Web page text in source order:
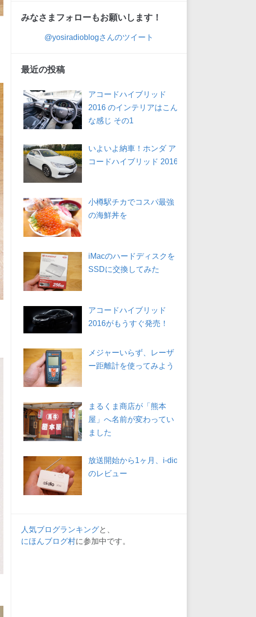
みなさまフォローもお願いします！
@yosiradioblogさんのツイート
最近の投稿
アコードハイブリッド
2016 のインテリアはこん
な感じ その1
いよいよ納車！ホンダ ア
コードハイブリッド 2016
小樽駅チカでコスパ最強
の海鮮丼を
iMacのハードディスクを
SSDに交換してみた
アコードハイブリッド
2016がもうすぐ発売！
メジャーいらず、レーザ
ー距離計を使ってみよう
まるくま商店が「熊本
屋」へ名前が変わってい
ました
放送開始から1ヶ月、i-dio
のレビュー
人気ブログランキングと、
にほんブログ村に参加中です。